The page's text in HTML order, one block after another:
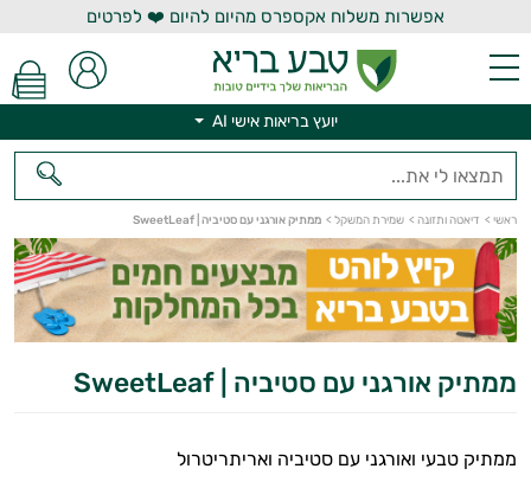
אפשרות משלוח אקספרס מהיום להיום ❤️ לפרטים
יועץ בריאות אישי AI
ראשי > דיאטה ותזונה > שמירת המשקל > ממתיק אורגני עם סטיביה | SweetLeaf
ממתיק אורגני עם סטיביה | SweetLeaf
ממתיק טבעי ואורגני עם סטיביה ואריתריטרול